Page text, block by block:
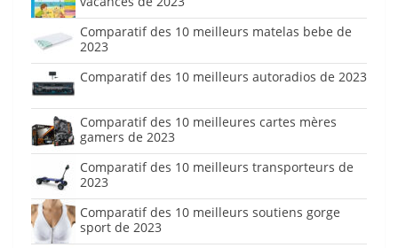
Comparatif des 10 meilleurs matelas bebe de
2023
Comparatif des 10 meilleurs autoradios de 2023
Comparatif des 10 meilleures cartes mères
gamers de 2023
Comparatif des 10 meilleurs transporteurs de
2023
Comparatif des 10 meilleurs soutiens gorge
sport de 2023